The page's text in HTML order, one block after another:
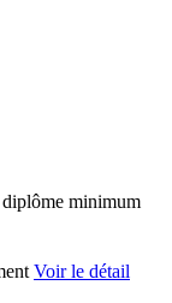
diplôme minimum
Voir le détail